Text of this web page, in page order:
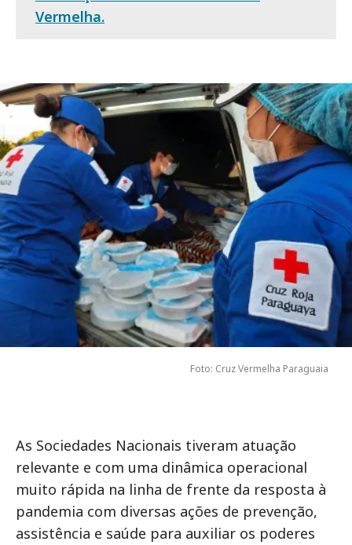
Vermelha.
Foto: Cruz Vermelha Paraguaia
As Sociedades Nacionais tiveram atuação
relevante e com uma dinâmica operacional
muito rápida na linha de frente da resposta à
pandemia com diversas ações de prevenção,
assistência e saúde para auxiliar os poderes